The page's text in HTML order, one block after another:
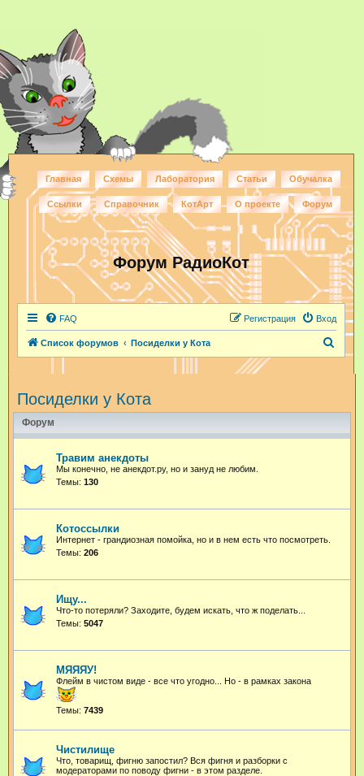
Главная Схемы Лаборатория Статьи Обучалка
Ссылки Справочник КотАрт О проекте Форум
Форум РадиоКот
FAQ Вход
Регистрация
Список форумов Посиделки у Кота
Посиделки у Кота
Форум
Травим анекдоты
Мы конечно, не анекдот.ру, но и зануд не любим.
Темы: 130
Котоссылки
Интернет - грандиозная помойка, но и в нем есть что посмотреть.
Темы: 206
Ищу...
Что-то потеряли? Заходите, будем искать, что ж поделать...
Темы: 5047
МЯЯЯУ!
Флейм в чистом виде - все что угодно... Но - в рамках закона
Темы: 7439
Чистилище
Что, товарищ, фигню запостил? Вся фигня и разборки с
модераторами по поводу фигни - в этом разделе.